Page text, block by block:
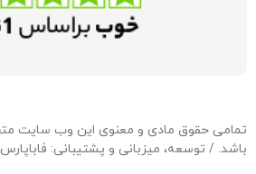
باشد. / توسعه، میزبانی و پشتیبانی: فاباپارس